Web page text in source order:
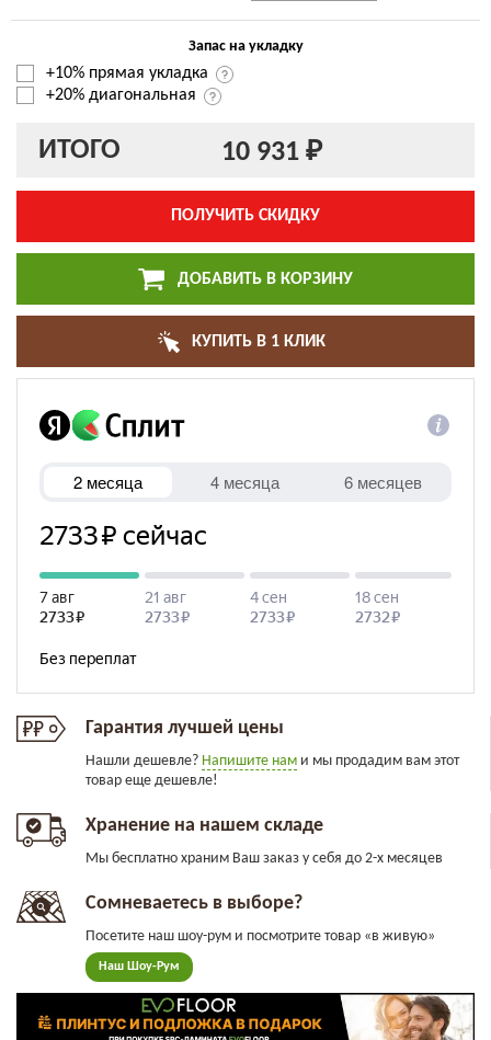
Запас на укладку
+10% прямая укладка
+20% диагональная
ИТОГО 10 931 ₽
ПОЛУЧИТЬ СКИДКУ
ДОБАВИТЬ В КОРЗИНУ
КУПИТЬ В 1 КЛИК
Гарантия лучшей цены
Нашли дешевле? Напишите нам и мы продадим вам этот
товар еще дешевле!
Хранение на нашем складе
Мы бесплатно храним Ваш заказ у себя до 2-х месяцев
Сомневаетесь в выборе?
Посетите наш шоу-рум и посмотрите товар «в живую»
Наш Шоу-Рум